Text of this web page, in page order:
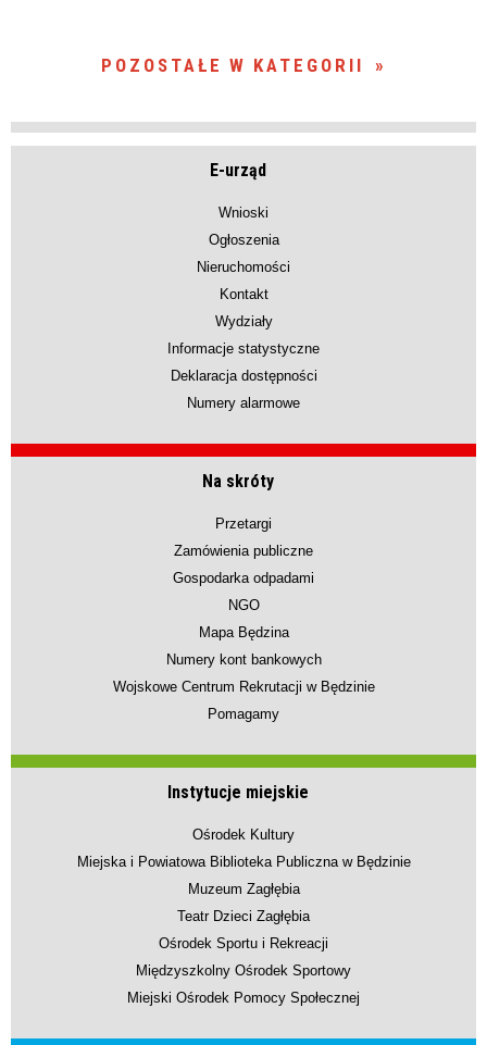
POZOSTAŁE W KATEGORII
E-urząd
Wnioski
Ogłoszenia
Nieruchomości
Kontakt
Wydziały
Informacje statystyczne
Deklaracja dostępności
Numery alarmowe
Na skróty
Przetargi
Zamówienia publiczne
Gospodarka odpadami
NGO
Mapa Będzina
Numery kont bankowych
Wojskowe Centrum Rekrutacji w Będzinie
Pomagamy
Instytucje miejskie
Ośrodek Kultury
Miejska i Powiatowa Biblioteka Publiczna w Będzinie
Muzeum Zagłębia
Teatr Dzieci Zagłębia
Ośrodek Sportu i Rekreacji
Międzyszkolny Ośrodek Sportowy
Miejski Ośrodek Pomocy Społecznej